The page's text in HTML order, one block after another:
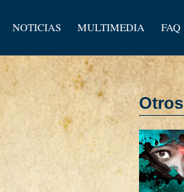
NOTICIAS MULTIMEDIA FAQ
Otros